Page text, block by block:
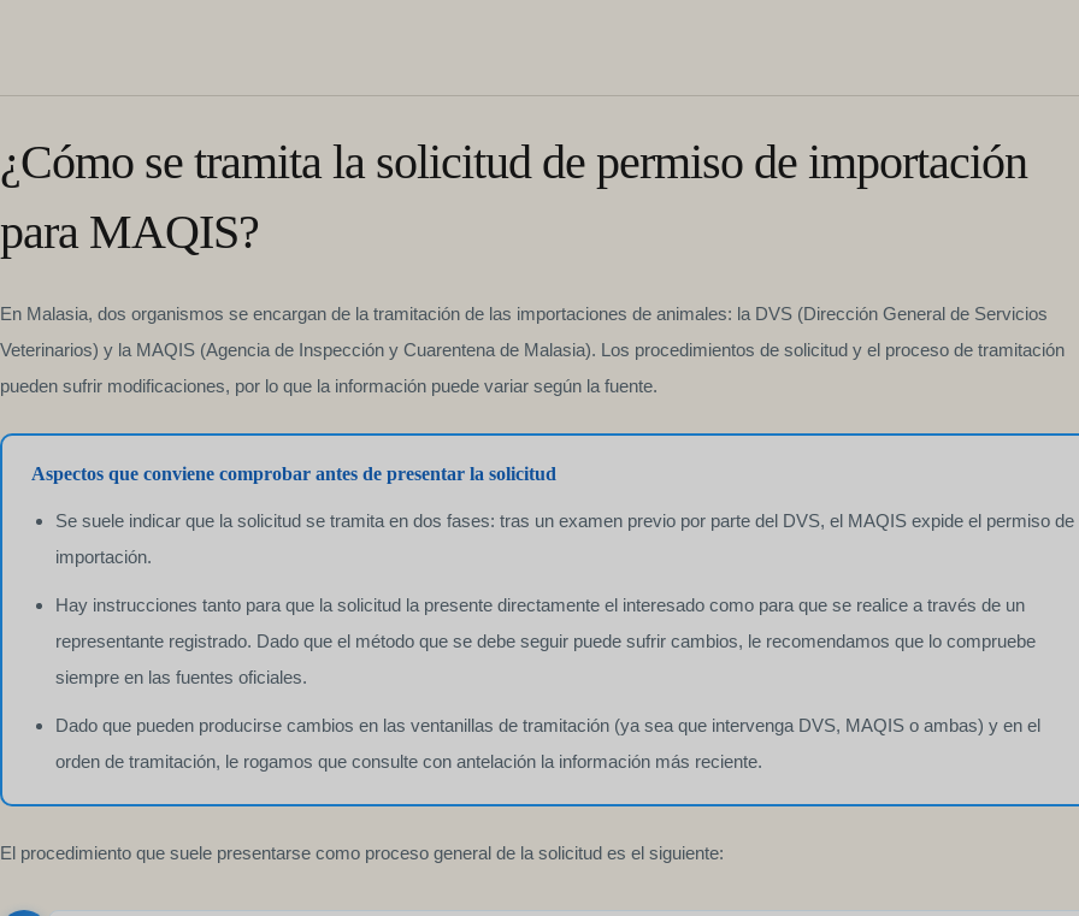
¿Cómo se tramita la solicitud de permiso de importación
para MAQIS?
En Malasia, dos organismos se encargan de la tramitación de las importaciones de animales: la DVS (Dirección General de Servicios
Veterinarios) y la MAQIS (Agencia de Inspección y Cuarentena de Malasia). Los procedimientos de solicitud y el proceso de tramitación
pueden sufrir modificaciones, por lo que la información puede variar según la fuente.
Aspectos que conviene comprobar antes de presentar la solicitud
Se suele indicar que la solicitud se tramita en dos fases: tras un examen previo por parte del DVS, el MAQIS expide el permiso de
importación.
Hay instrucciones tanto para que la solicitud la presente directamente el interesado como para que se realice a través de un
representante registrado. Dado que el método que se debe seguir puede sufrir cambios, le recomendamos que lo compruebe
siempre en las fuentes oficiales.
Dado que pueden producirse cambios en las ventanillas de tramitación (ya sea que intervenga DVS, MAQIS o ambas) y en el
orden de tramitación, le rogamos que consulte con antelación la información más reciente.
El procedimiento que suele presentarse como proceso general de la solicitud es el siguiente: